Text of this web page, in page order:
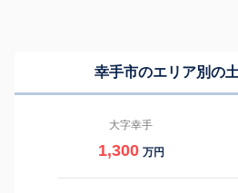
幸手市のエリア別の
大字幸手
1,300 万円